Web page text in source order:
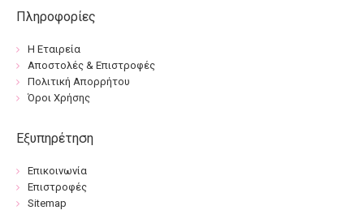
Πληροφορίες
Η Εταιρεία
Αποστολές & Επιστροφές
Πολιτική Απορρήτου
Όροι Χρήσης
Εξυπηρέτηση
Επικοινωνία
Επιστροφές
Sitemap